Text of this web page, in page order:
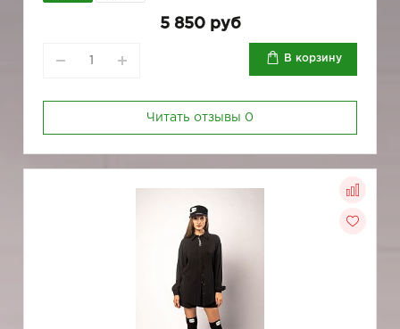
5 850 руб
В корзину
Читать отзывы 0